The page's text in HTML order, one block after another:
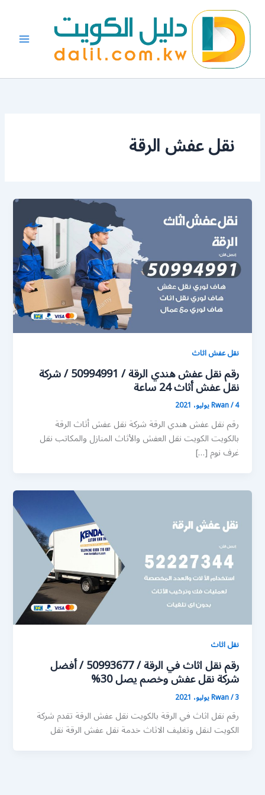
المحتوى
نقل عفش الرقة
نقل عفش اثاث
رقم نقل عفش هندي الرقة / 50994991 / شركة
نقل عفش أثاث 24 ساعة
Rwan/4 يوليو، 2021
رقم نقل عفش هندي الرقة شركة نقل عفش أثاث الرقة
بالكويت الكويت نقل العفش والأثاث المنازل والمكاتب نقل
غرف نوم […]
نقل اثاث
رقم نقل اثاث في الرقة / 50993677 / أفضل
شركة نقل عفش وخصم يصل 30%
Rwan/3 يوليو، 2021
رقم نقل اثاث في الرقة بالكويت نقل عفش الرقة تقدم شركة
الكويت لنقل وتغليف الاثاث خدمة نقل عفش الرقة نقل